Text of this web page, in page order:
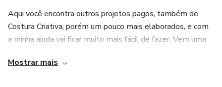
Aqui você encontra outros projetos pagos, também de
Costura Criativa, porém um pouco mais elaborados, e com
a minha ajuda vai ficar muito mais fácil de fazer. Vem uma
Mostrar mais